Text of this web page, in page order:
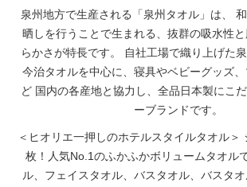
泉州地方で生産される「泉州タオル」は、
晒しを行うことで生まれる、抜群の吸水性
らかさが特長です。
自社工場で織り上げた
今治タオルを中心に、寝具やベビーグッズ
ど 国内の各産地と協力し、全品日本製にこ
ーブランドです。
＜ヒオリエ一押しのホテルスタイルタオル＞
枚！人気No.1のふかふかボリュームタオルで
ル、フェイスタオル、バスタオル、バスタ